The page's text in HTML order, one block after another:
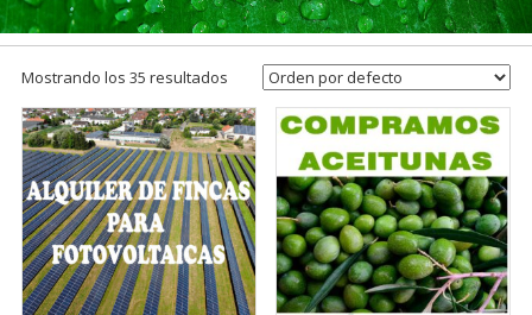
Mostrando los 35 resultados